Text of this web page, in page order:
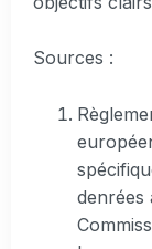
Sources :
denrées